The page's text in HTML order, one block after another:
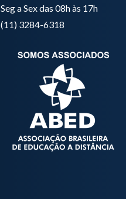
Seg a Sex das 08h às 17h
(11) 3284-6318